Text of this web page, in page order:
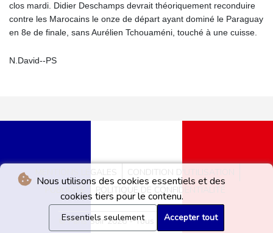
Nous utilisons des cookies essentiels et des
cookies tiers pour le contenu.
Essentiels seulement Accepter tout
clos mardi. Didier Deschamps devrait théoriquement reconduire
contre les Marocains le onze de départ ayant dominé le Paraguay
en 8e de finale, sans Aurélien Tchouaméni, touché à une cuisse.
N.David--PS
MENTIONS LÉGALES
CONDITION D'UTILISATION
PUBLICITÉ
POLITIQUE DE CONFIDENTIALITÉ
© Paris Soir 2026 - Tous droits réservés